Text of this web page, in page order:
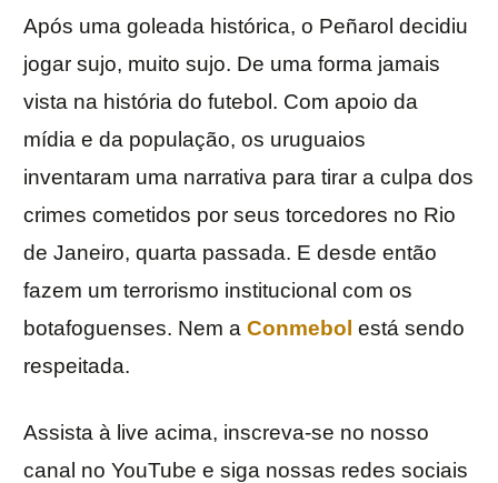
Após uma goleada histórica, o Peñarol decidiu
jogar sujo, muito sujo. De uma forma jamais
vista na história do futebol. Com apoio da
mídia e da população, os uruguaios
inventaram uma narrativa para tirar a culpa dos
crimes cometidos por seus torcedores no Rio
de Janeiro, quarta passada. E desde então
fazem um terrorismo institucional com os
botafoguenses. Nem a Conmebol está sendo
respeitada.
Assista à live acima, inscreva-se no nosso
canal no YouTube e siga nossas redes sociais